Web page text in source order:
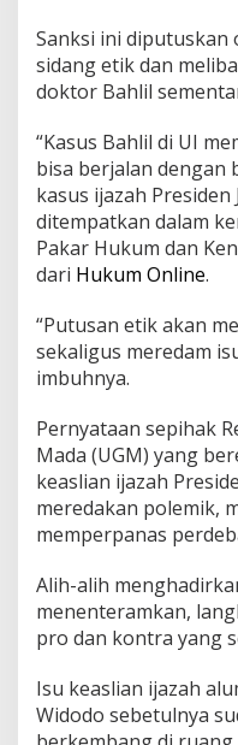
Sanksi ini diputuskan
sidang etik dan
doktor Bahlil
“Kasus Bahlil di UI
bisa berjalan dengan
kasus ijazah
ditempatkan dalam
Pakar Hukum dan
dari Hukum Online.
“Putusan etik akan
sekaligus meredam
imbuhnya.
Pernyataan sepihak
Mada (UGM) yang
keaslian ijazah
meredakan polemik,
memperpanas
Alih-alih
menenteramkan,
pro dan kontra yang
Isu keaslian ijazah
Widodo sebetulnya